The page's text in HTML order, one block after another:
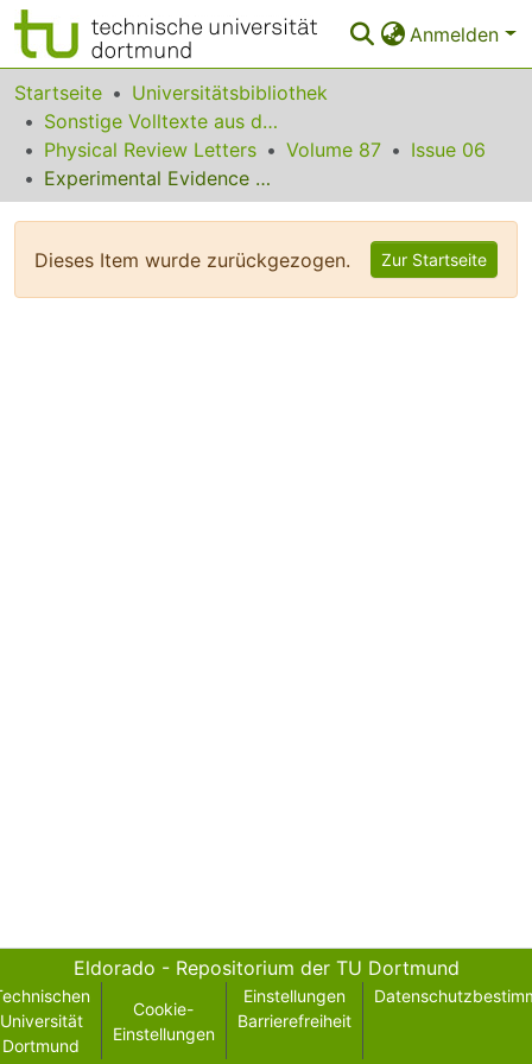
Anmelden
Bereiche & Sammlungen
Das gesamte Repositorium
Statistiken
Startseite
Universitätsbibliothek
Sonstige Volltexte aus dem Bibliotheksangebot
Physical Review Letters
Volume 87
Issue 06
Experimental Evidence of Intermittent Convection in the Edge of Magnetic Confinement Devices
Dieses Item wurde zurückgezogen. Zur Startseite
Eldorado - Repositorium der TU Dortmund
Universität
Dortmund
Cookie-
Einstellungen
Einstellungen
Barrierefreiheit